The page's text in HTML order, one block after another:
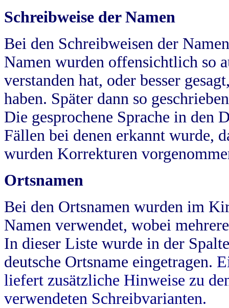
Schreibweise der Namen
Bei den Schreibweisen der
Namen wurden offensichtlich so
verstanden hat, oder besser
haben. Später dann so
Die gesprochene Sprache in
Fällen bei denen erkannt wurde,
wurden Korrekturen
Ortsnamen
Bei den Ortsnamen wurden im
Namen verwendet, wobei
In dieser Liste wurde in der
deutsche Ortsname eingetragen.
liefert zusätzliche Hinweise zu
verwendeten Schreibvarianten.